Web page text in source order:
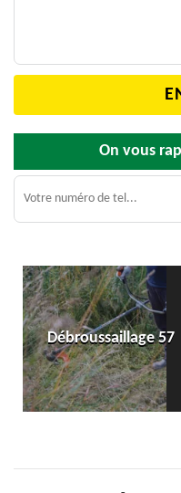
On vous
Débroussaillage 57